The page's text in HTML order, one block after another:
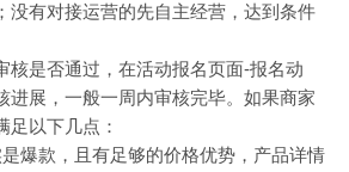
没有对接运营的先自主经营，达到条件
核是否通过，在活动报名页面-报名动
进展，一般一周内审核完毕。如果商家
足以下几点：
是爆款，且有足够的价格优势，产品详情